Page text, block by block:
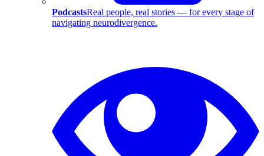
PodcastsReal people, real stories — for every stage of
navigating neurodivergence.